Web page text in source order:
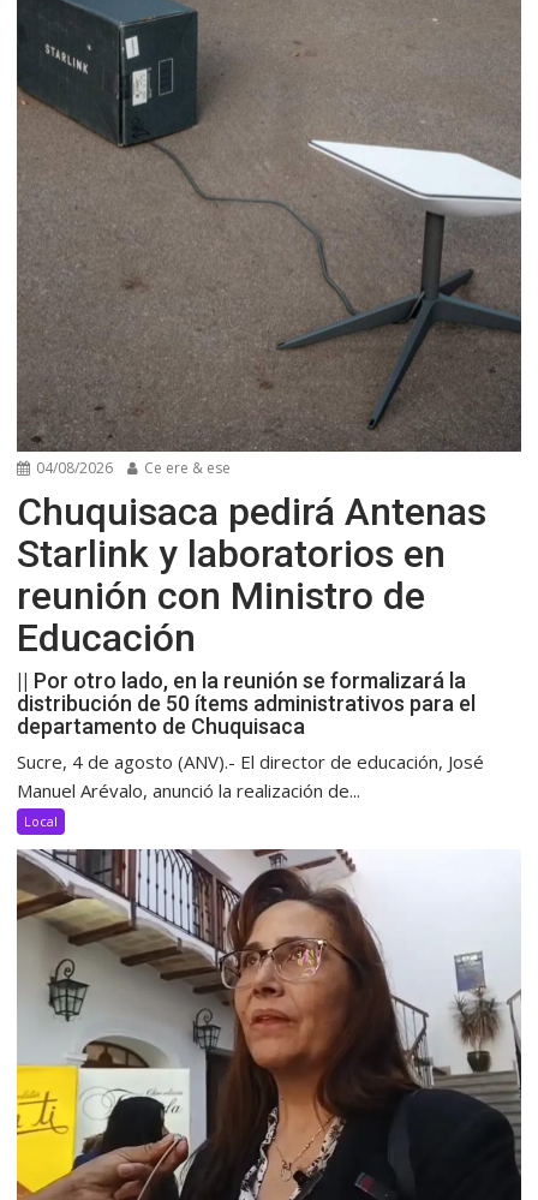
04/08/2026 Ce ere & ese
Chuquisaca pedirá Antenas
Starlink y laboratorios en
reunión con Ministro de
Educación
|| Por otro lado, en la reunión se formalizará la
distribución de 50 ítems administrativos para el
departamento de Chuquisaca
Sucre, 4 de agosto (ANV).- El director de educación, José
Manuel Arévalo, anunció la realización de...
Local